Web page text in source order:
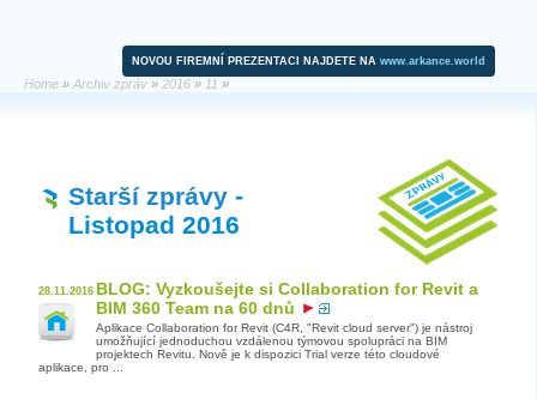
NOVOU FIREMNÍ PREZENTACI NAJDETE NA www.arkance.world
Home » Archiv zpráv » 2016 » 11 »
Starší zprávy -
Listopad 2016
28.11.2016 BLOG: Vyzkoušejte si Collaboration for Revit a
BIM 360 Team na 60 dnů
Aplikace Collaboration for Revit (C4R, "Revit cloud server") je nástroj
umožňující jednoduchou vzdálenou týmovou spolupráci na BIM
projektech Revitu. Nově je k dispozici Trial verze této cloudové
aplikace, pro ...